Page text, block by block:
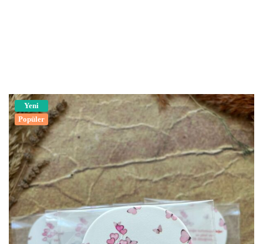
Yeni
Popüler